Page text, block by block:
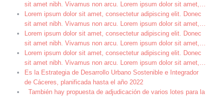
sit amet nibh. Vivamus non arcu. Lorem ipsum dolor sit amet,…
Lorem ipsum dolor sit amet, consectetur adipiscing elit. Donec
sit amet nibh. Vivamus non arcu. Lorem ipsum dolor sit amet,…
Lorem ipsum dolor sit amet, consectetur adipiscing elit. Donec
sit amet nibh. Vivamus non arcu. Lorem ipsum dolor sit amet,…
Lorem ipsum dolor sit amet, consectetur adipiscing elit. Donec
sit amet nibh. Vivamus non arcu. Lorem ipsum dolor sit amet,…
Es la Estrategia de Desarrollo Urbano Sostenible e Integrador
de Cáceres, planificada hasta el año 2022
También hay propuesta de adjudicación de varios lotes para la